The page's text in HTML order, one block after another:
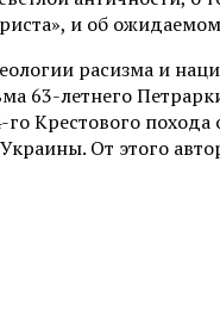
и об
расизма и
63-летнего
Крестового
От этого